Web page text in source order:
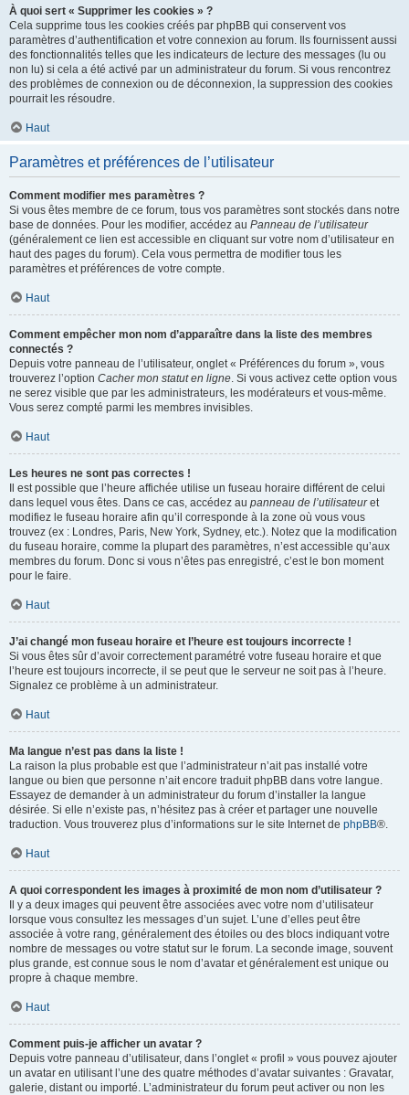
À quoi sert « Supprimer les cookies » ?
Cela supprime tous les cookies créés par phpBB qui conservent vos
paramètres d’authentification et votre connexion au forum. Ils fournissent aussi
des fonctionnalités telles que les indicateurs de lecture des messages (lu ou
non lu) si cela a été activé par un administrateur du forum. Si vous rencontrez
des problèmes de connexion ou de déconnexion, la suppression des cookies
pourrait les résoudre.
Haut
Paramètres et préférences de l’utilisateur
Comment modifier mes paramètres ?
Si vous êtes membre de ce forum, tous vos paramètres sont stockés dans notre
base de données. Pour les modifier, accédez au Panneau de l’utilisateur
(généralement ce lien est accessible en cliquant sur votre nom d’utilisateur en
haut des pages du forum). Cela vous permettra de modifier tous les
paramètres et préférences de votre compte.
Haut
Comment empêcher mon nom d’apparaître dans la liste des membres
connectés ?
Depuis votre panneau de l’utilisateur, onglet « Préférences du forum », vous
trouverez l’option Cacher mon statut en ligne. Si vous activez cette option vous
ne serez visible que par les administrateurs, les modérateurs et vous-même.
Vous serez compté parmi les membres invisibles.
Haut
Les heures ne sont pas correctes !
Il est possible que l’heure affichée utilise un fuseau horaire différent de celui
dans lequel vous êtes. Dans ce cas, accédez au panneau de l’utilisateuret
modifiez le fuseau horaire afin qu’il corresponde à la zone où vous vous
trouvez (ex : Londres, Paris, New York, Sydney, etc.). Notez que la modification
du fuseau horaire, comme la plupart des paramètres, n’est accessible qu’aux
membres du forum. Donc si vous n’êtes pas enregistré, c’est le bon moment
pour le faire.
Haut
J’ai changé mon fuseau horaire et l’heure est toujours incorrecte !
Si vous êtes sûr d’avoir correctement paramétré votre fuseau horaire et que
l’heure est toujours incorrecte, il se peut que le serveur ne soit pas à l’heure.
Signalez ce problème à un administrateur.
Haut
Ma langue n’est pas dans la liste !
La raison la plus probable est que l’administrateur n’ait pas installé votre
langue ou bien que personne n’ait encore traduit phpBB dans votre langue.
Essayez de demander à un administrateur du forum d’installer la langue
désirée. Si elle n’existe pas, n’hésitez pas à créer et partager une nouvelle
traduction. Vous trouverez plus d’informations sur le site Internet de phpBB®.
Haut
A quoi correspondent les images à proximité de mon nom d’utilisateur ?
Il y a deux images qui peuvent être associées avec votre nom d’utilisateur
lorsque vous consultez les messages d’un sujet. L’une d’elles peut être
associée à votre rang, généralement des étoiles ou des blocs indiquant votre
nombre de messages ou votre statut sur le forum. La seconde image, souvent
plus grande, est connue sous le nom d’avatar et généralement est unique ou
propre à chaque membre.
Haut
Comment puis-je afficher un avatar ?
Depuis votre panneau d’utilisateur, dans l’onglet « profil » vous pouvez ajouter
un avatar en utilisant l’une des quatre méthodes d’avatar suivantes : Gravatar,
galerie, distant ou importé. L’administrateur du forum peut activer ou non les